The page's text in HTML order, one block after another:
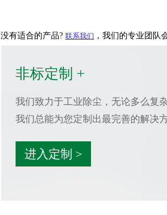
没有适合的产品? 联系我们 ，我们的专业团队
非标定制 +
我们致力于工业除尘，无论多么复
我们总能为您定制出最完善的解决
进入定制 >